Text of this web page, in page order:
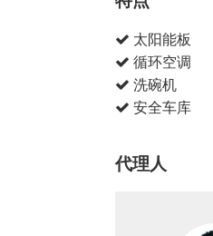
太阳能板
循环空调
洗碗机
安全车库
代理人